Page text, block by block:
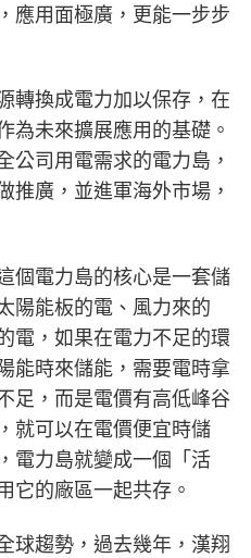
應用面極廣，更能一步步
轉換成電力加以保存，在
為未來擴展應用的基礎。
公司用電需求的電力島，
推廣，並進軍海外市場，
個電力島的核心是一套儲
陽能板的電、風力來的
電，如果在電力不足的環
能時來儲能，需要電時拿
足，而是電價有高低峰谷
就可以在電價便宜時儲
電力島就變成一個「活
它的廠區一起共存。
球趨勢，過去幾年，漢翔